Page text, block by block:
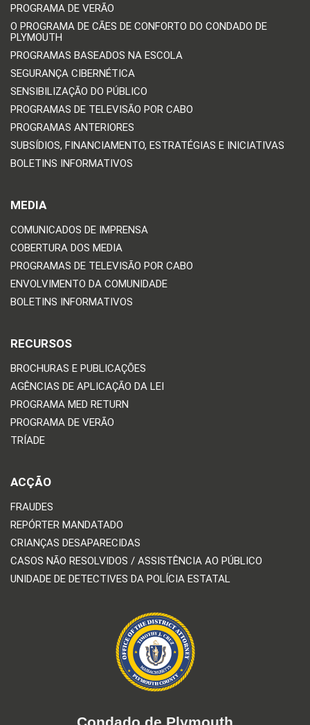
PROGRAMA DE VERÃO
O PROGRAMA DE CÃES DE CONFORTO DO CONDADO DE
PLYMOUTH
PROGRAMAS BASEADOS NA ESCOLA
SEGURANÇA CIBERNÉTICA
SENSIBILIZAÇÃO DO PÚBLICO
PROGRAMAS DE TELEVISÃO POR CABO
PROGRAMAS ANTERIORES
SUBSÍDIOS, FINANCIAMENTO, ESTRATÉGIAS E INICIATIVAS
BOLETINS INFORMATIVOS
MEDIA
COMUNICADOS DE IMPRENSA
COBERTURA DOS MEDIA
PROGRAMAS DE TELEVISÃO POR CABO
ENVOLVIMENTO DA COMUNIDADE
BOLETINS INFORMATIVOS
RECURSOS
BROCHURAS E PUBLICAÇÕES
AGÊNCIAS DE APLICAÇÃO DA LEI
PROGRAMA MED RETURN
PROGRAMA DE VERÃO
TRÍADE
ACÇÃO
FRAUDES
REPÓRTER MANDATADO
CRIANÇAS DESAPARECIDAS
CASOS NÃO RESOLVIDOS / ASSISTÊNCIA AO PÚBLICO
UNIDADE DE DETECTIVES DA POLÍCIA ESTATAL